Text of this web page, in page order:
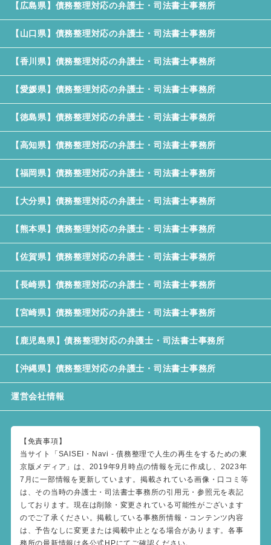
【広島県】債務整理対応の弁護士・司法書士事務所
【山口県】債務整理対応の弁護士・司法書士事務所
【香川県】債務整理対応の弁護士・司法書士事務所
【愛媛県】債務整理対応の弁護士・司法書士事務所
【徳島県】債務整理対応の弁護士・司法書士事務所
【高知県】債務整理対応の弁護士・司法書士事務所
【福岡県】債務整理対応の弁護士・司法書士事務所
【大分県】債務整理対応の弁護士・司法書士事務所
【熊本県】債務整理対応の弁護士・司法書士事務所
【佐賀県】債務整理対応の弁護士・司法書士事務所
【長崎県】債務整理対応の弁護士・司法書士事務所
【宮崎県】債務整理対応の弁護士・司法書士事務所
【鹿児島県】債務整理対応の弁護士・司法書士事務所
【沖縄県】債務整理対応の弁護士・司法書士事務所
運営会社情報
【免責事項】
当サイト「SAISEI・Navi - 債務整理で人生の再生をするための東
京版メディア」は、2019年9月時点の情報を元に作成し、2023年
7月に一部情報を更新しています。掲載されている画像・口コミ等
は、その当時の弁護士・司法書士事務所の引用元・参照元を表記
しております。現在は削除・変更されている可能性がございます
のでご了承ください。掲載している事務所情報・コンテンツ内容
は、予告なしに変更または掲載中止となる場合があります。各事
務所の最新情報は各公式HPにてご確認ください。